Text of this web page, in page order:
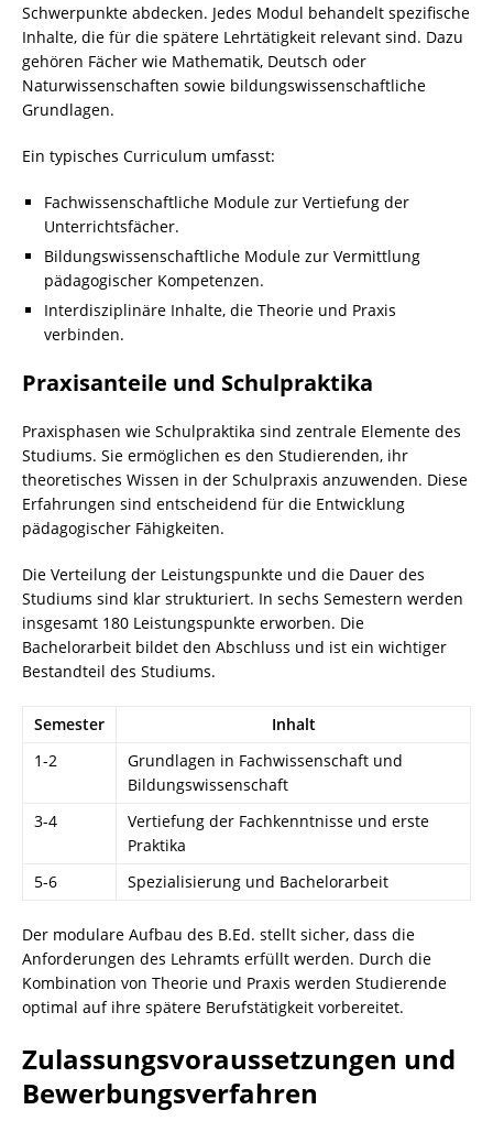
Schwerpunkte abdecken. Jedes Modul behandelt spezifische
Inhalte, die für die spätere Lehrtätigkeit relevant sind. Dazu
gehören Fächer wie Mathematik, Deutsch oder
Naturwissenschaften sowie bildungswissenschaftliche
Grundlagen.
Ein typisches Curriculum umfasst:
Fachwissenschaftliche Module zur Vertiefung der
Unterrichtsfächer.
Bildungswissenschaftliche Module zur Vermittlung
pädagogischer Kompetenzen.
Interdisziplinäre Inhalte, die Theorie und Praxis
verbinden.
Praxisanteile und Schulpraktika
Praxisphasen wie Schulpraktika sind zentrale Elemente des
Studiums. Sie ermöglichen es den Studierenden, ihr
theoretisches Wissen in der Schulpraxis anzuwenden. Diese
Erfahrungen sind entscheidend für die Entwicklung
pädagogischer Fähigkeiten.
Die Verteilung der Leistungspunkte und die Dauer des
Studiums sind klar strukturiert. In sechs Semestern werden
insgesamt 180 Leistungspunkte erworben. Die
Bachelorarbeit bildet den Abschluss und ist ein wichtiger
Bestandteil des Studiums.
Semester
Inhalt
1-2
Grundlagen in Fachwissenschaft und
Bildungswissenschaft
3-4
Vertiefung der Fachkenntnisse und erste
Praktika
5-6
Spezialisierung und Bachelorarbeit
Der modulare Aufbau des B.Ed. stellt sicher, dass die
Anforderungen des Lehramts erfüllt werden. Durch die
Kombination von Theorie und Praxis werden Studierende
optimal auf ihre spätere Berufstätigkeit vorbereitet.
Zulassungsvoraussetzungen und
Bewerbungsverfahren